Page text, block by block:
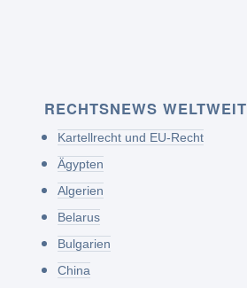
RECHTSNEWS WELTWEIT
Kartellrecht und EU-Recht
Ägypten
Algerien
Belarus
Bulgarien
China